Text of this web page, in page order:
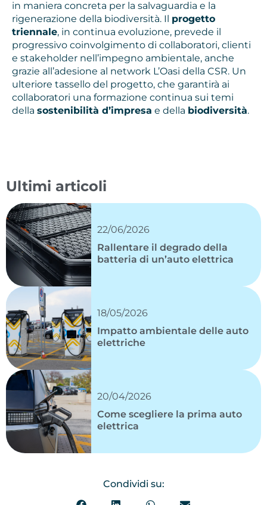
in maniera concreta per la salvaguardia e la
rigenerazione della biodiversità. Il progetto
triennale, in continua evoluzione, prevede il
progressivo coinvolgimento di collaboratori, clienti
e stakeholder nell’impegno ambientale, anche
grazie all’adesione al network L’Oasi della CSR. Un
ulteriore tassello del progetto, che garantirà ai
collaboratori una formazione continua sui temi
della sostenibilità d’impresa e della biodiversità.
Ultimi articoli
22/06/2026
Rallentare il degrado della
batteria di un’auto elettrica
18/05/2026
Impatto ambientale delle auto
elettriche
20/04/2026
Come scegliere la prima auto
elettrica
Condividi su: